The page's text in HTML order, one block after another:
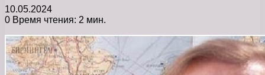
10.05.2024
0 Время чтения: 2 мин.